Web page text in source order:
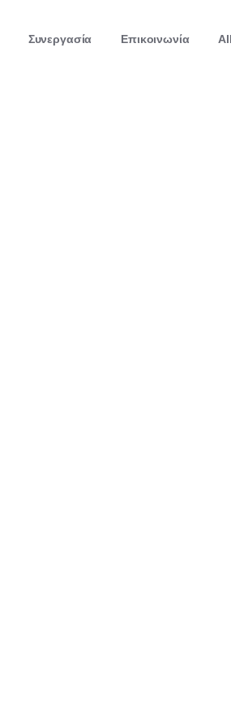
Συνεργασία Επικοινωνία